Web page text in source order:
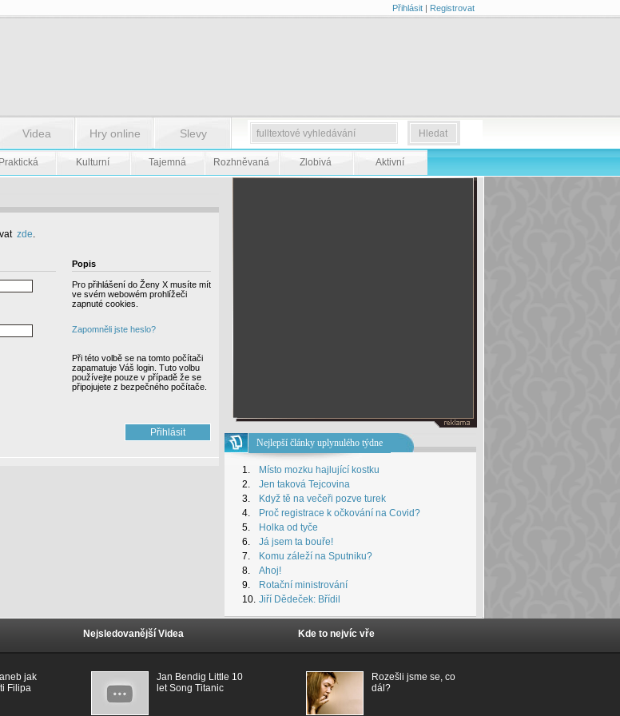
Přihlásit| Registrovat
Videa Hry online Slevy
Praktická Kulturní Tajemná Rozhněvaná Zlobivá Aktivní
zde.
Popis
Pro přihlášení do Ženy X musíte mít
ve svém webowém prohlížeči
zapnuté cookies.
Zapomněli jste heslo?
Při této volbě se na tomto počítači
zapamatuje Váš login. Tuto volbu
používejte pouze v případě že se
připojujete z bezpečného počítače.
Nejlepší články uplynulého týdne
1.
Místo mozku hajlující kostku
2.
Jen taková Tejcovina
3.
Když tě na večeři pozve turek
4.
Proč registrace k očkování na Covid?
5.
Holka od tyče
6.
Já jsem ta bouře!
7.
Komu záleží na Sputniku?
8.
Ahoj!
9.
Rotační ministrování
10. Jiří Dědeček: Břídil
jak
Filipa
Nejsledovanější Videa
Jan Bendig Little 10
let Song Titanic
Kde to nejvíc vře
Rozešli jsme se, co
dál?